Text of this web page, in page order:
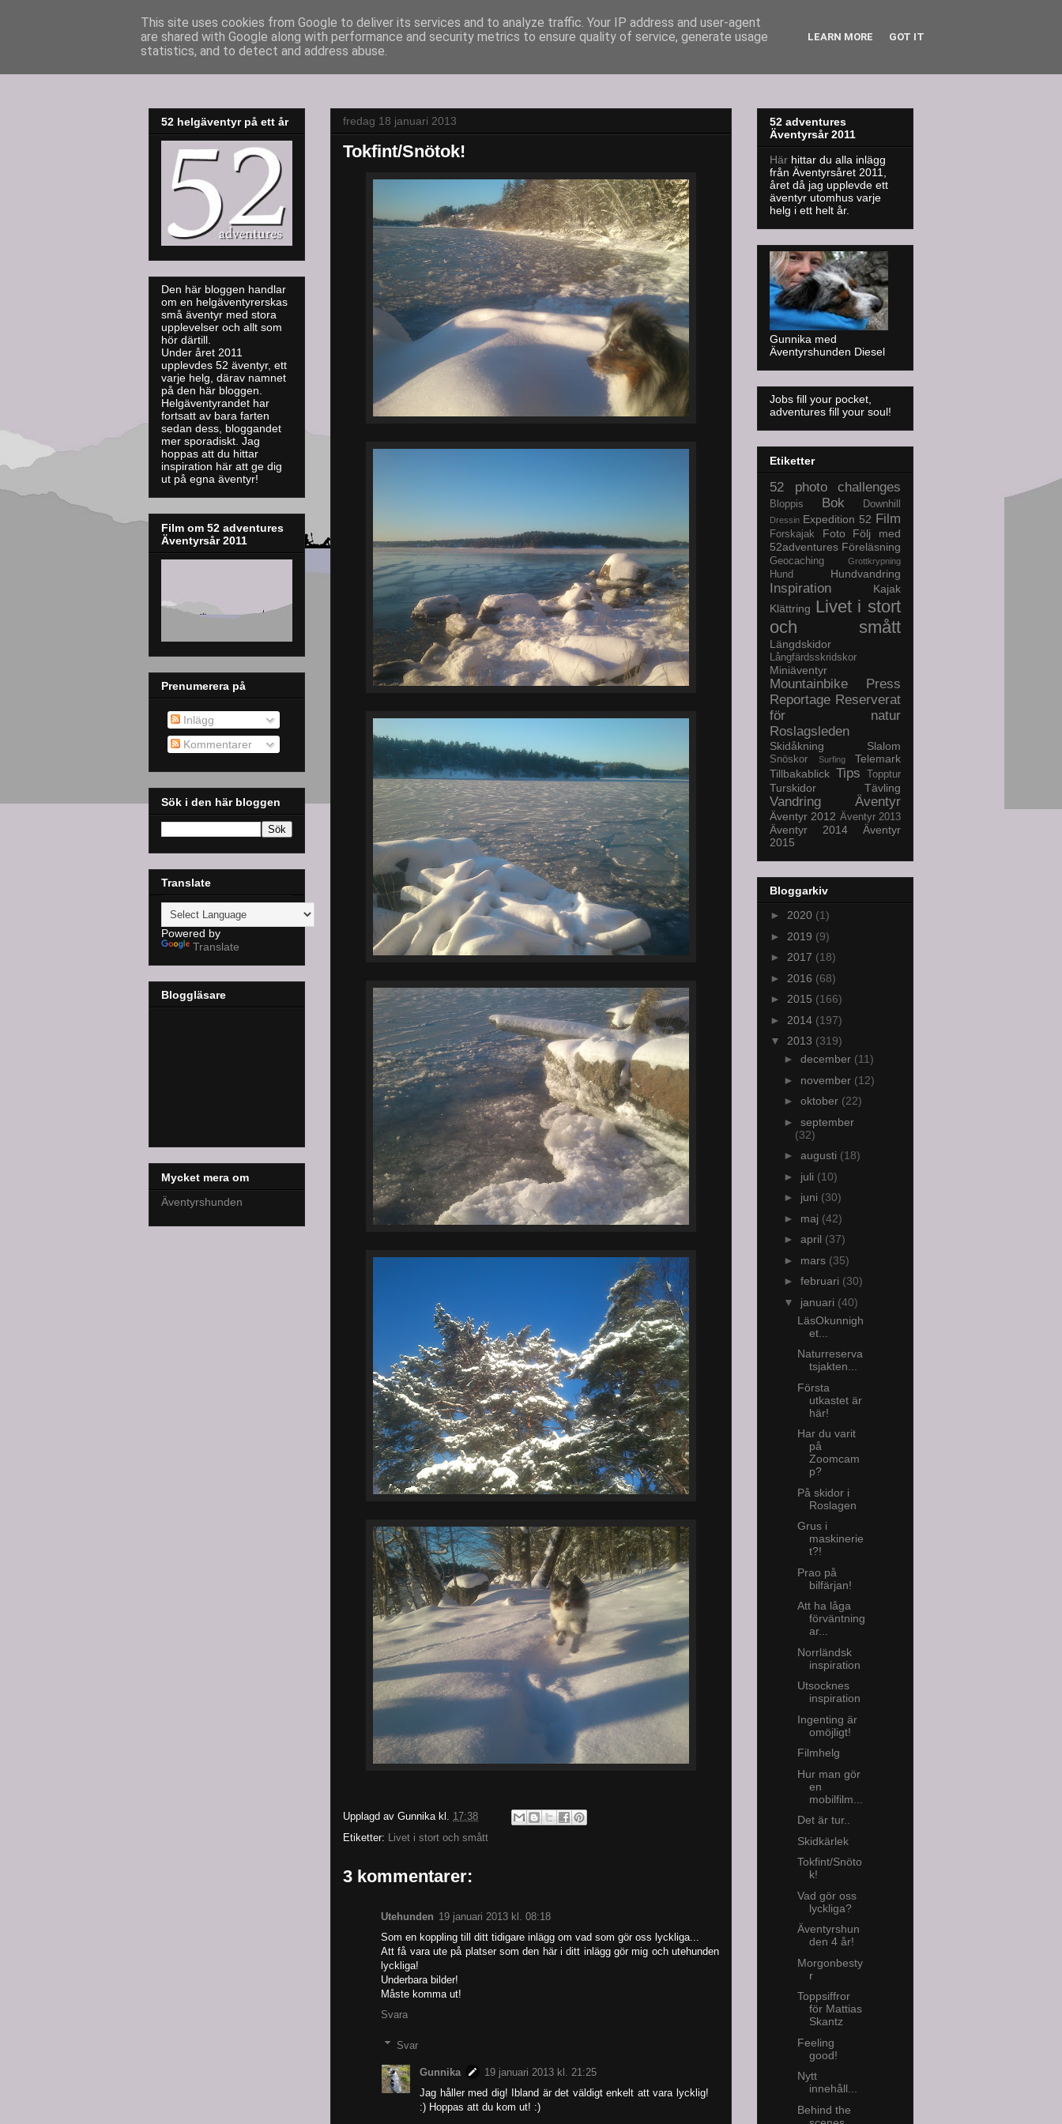
52adventures
fredag 18 januari 2013
Tokfint/Snötok!
Upplagd av Gunnika kl. 17:38
Etiketter: Livet i stort och smått
3 kommentarer:
Utehunden 19 januari 2013 kl. 08:18
Som en koppling till ditt tidigare inlägg om vad som gör oss lyckliga...
Att få vara ute på platser som den här i ditt inlägg gör mig och utehunden
lyckliga!
Underbara bilder!
Måste komma ut!
Svara
Svar
Gunnika
19 januari 2013 kl. 21:25
Jag håller med dig! Ibland är det väldigt enkelt att vara lycklig!
:) Hoppas att du kom ut! :)
52 helgäventyr på ett år
Den här bloggen handlar
om en helgäventyrerskas
små äventyr med stora
upplevelser och allt som
hör därtill.
Under året 2011
upplevdes 52 äventyr, ett
varje helg, därav namnet
på den här bloggen.
Helgäventyrandet har
fortsatt av bara farten
sedan dess, bloggandet
mer sporadiskt. Jag
hoppas att du hittar
inspiration här att ge dig
ut på egna äventyr!
Film om 52 adventures
Äventyrsår 2011
Prenumerera på
Inlägg
Kommentarer
Sök i den här bloggen
Translate
Powered by
Translate
Bloggläsare
Mycket mera om
Äventyrshunden
52 adventures
Äventyrsår 2011
Här hittar du alla inlägg
från Äventyrsåret 2011,
året då jag upplevde ett
äventyr utomhus varje
helg i ett helt år.
Gunnika med
Äventyrshunden Diesel
Jobs fill your pocket,
adventures fill your soul!
Etiketter
52 photo challenges
Bloppis Bok Downhill
Dressin Expedition 52 Film
Forskajak Foto
Följ med
52adventures Föreläsning
Geocaching Grottkrypning
Hund Hundvandring
Inspiration
Kajak
Klättring Livet i stort
och smått
Längdskidor
Långfärdsskridskor
Miniäventyr
Mountainbike
Press
Reportage Reserverat
för natur
Roslagsleden
Skidåkning Slalom
Snöskor Surfing
Telemark
Tillbakablick Tips Topptur
Turskidor Tävling
Vandring Äventyr
Äventyr 2012 Äventyr 2013
Äventyr 2014
Äventyr
2015
Bloggarkiv
► 2020 (1)
► 2019 (9)
► 2017 (18)
► 2016 (68)
► 2015 (166)
► 2014 (197)
▼ 2013 (319)
► december (11)
► november (12)
► oktober (22)
► september
(32)
► augusti (18)
► juli (10)
► juni (30)
► maj (42)
► april (37)
► mars (35)
► februari (30)
▼ januari (40)
LäsOkunnigh
et...
Naturreserva
tsjakten...
Första
utkastet är
här!
Har du varit
på
Zoomcam
p?
På skidor i
Roslagen
Grus i
maskinerie
t?!
Prao på
bilfärjan!
Att ha låga
förväntning
ar...
Norrländsk
inspiration
Utsocknes
inspiration
Ingenting är
omöjligt!
Filmhelg
Hur man gör
en
mobilfilm...
Det är tur..
Skidkärlek
Tokfint/Snöto
k!
Vad gör oss
lyckliga?
Äventyrshun
den 4 år!
Morgonbesty
r
Toppsiffror
för Mattias
Skantz
Feeling
good!
Nytt
innehåll...
Behind the
This site uses cookies from Google to deliver its services and to analyze traffic. Your IP address and user-agent
are shared with Google along with performance and security metrics to ensure quality of service, generate usage
statistics, and to detect and address abuse.
LEARN MORE GOT IT